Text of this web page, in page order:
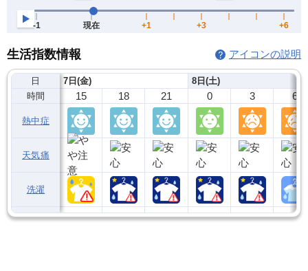
生活指数情報 アイコンの説明
日
時間
熱中症
天気痛
洗濯
7日(金)
15 18 21
8日(土)
0 3 6